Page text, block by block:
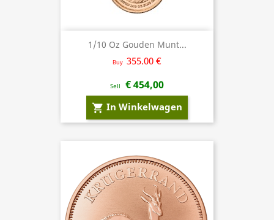
1/10 Oz Gouden Munt...
Buy 355.00 €
Sell € 454,00
shopping_cart In Winkelwagen